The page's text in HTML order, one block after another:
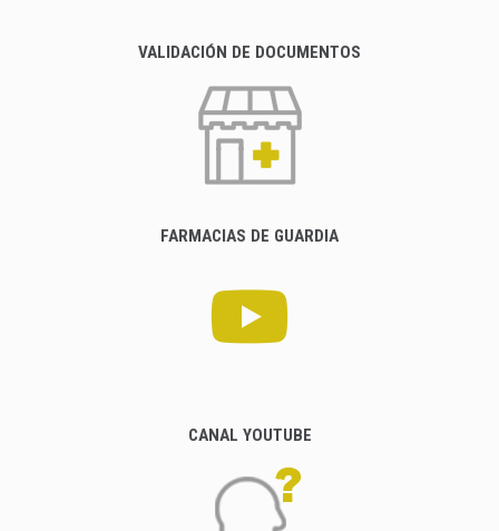
VALIDACIÓN DE DOCUMENTOS
FARMACIAS DE GUARDIA
CANAL YOUTUBE